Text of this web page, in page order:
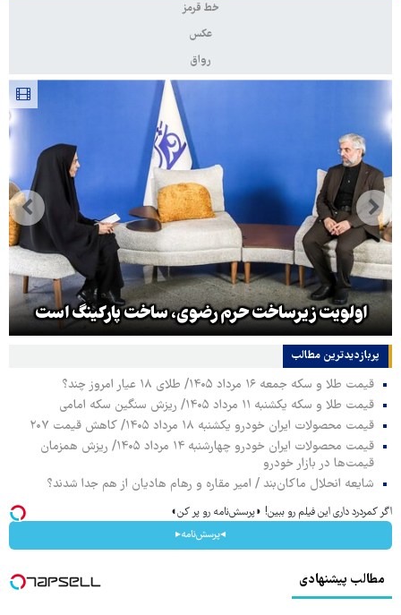
خط قرمز
عکس
رواق
اولویت زیرساخت حرم رضوی، ساخت پارکینگ است
پربازدیدترین‌ مطالب
قیمت طلا و سکه جمعه ۱۶ مرداد ۱۴۰۵/ طلای ۱۸ عیار امروز چند؟
قیمت طلا و سکه یکشنبه ۱۱ مرداد ۱۴۰۵/ ریزش سنگین سکه امامی
قیمت محصولات ایران خودرو یکشنبه ۱۸ مرداد ۱۴۰۵/ کاهش قیمت ۲۰۷
قیمت محصولات ایران خودرو چهارشنبه ۱۴ مرداد ۱۴۰۵/ ریزش همزمان
قیمت‌ها در بازار خودرو
شایعه انحلال ماکان‌بند / امیر مقاره و رهام هادیان از هم جدا شدند؟
اگر کمردرد داری این فیلم رو ببین! ◗پرسش‌نامه رو پر کن◖
◂پرسش‌نامه▸
مطالب پیشنهادی